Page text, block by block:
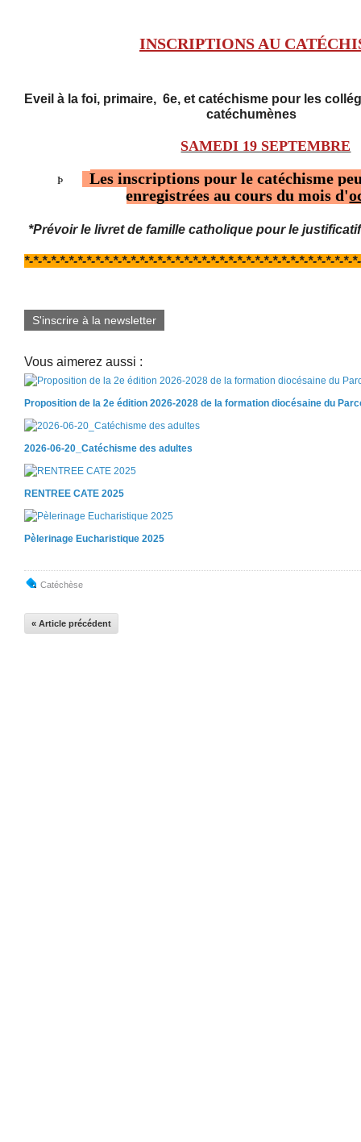
INSCRIPTIONS AU
Eveil à la foi, primaire, 6e, et catéchisme pour les
catéchumènes
SAMEDI 19 SEPTEMBRE
Þ Lesinscriptions pour le catéchisme
enregistrées au cours du mois d'
*Prévoir le livret de famille catholique pour le
*-*-*-*-*-*-*-*-*-*-*-*-*-*-*-*-*-*-*-*-*-*-*-*-*-*-*-*-*-*-*-*-*-*-*-*-*-
S'inscrire à la newsletter
Vous aimerez aussi :
Proposition de la 2e édition 2026-2028 de la formation diocésaine du
2026-06-20_Catéchisme des adultes
RENTREE CATE 2025
Pèlerinage Eucharistique 2025
Catéchèse
« Article précédent